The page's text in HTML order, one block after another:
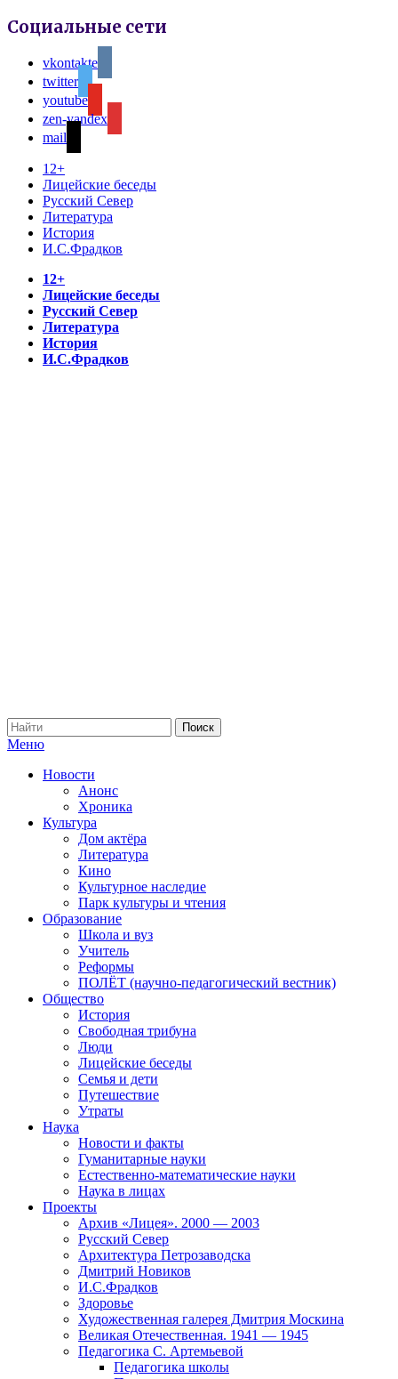
Социальные сети
vkontakte
twitter
youtube
zen-yandex
mail
12+
Лицейские беседы
Русский Север
Литература
История
И.С.Фрадков
12+
Лицейские беседы
Русский Север
Литература
История
И.С.Фрадков
Меню
Новости
Анонс
Хроника
Культура
Дом актёра
Литература
Кино
Культурное наследие
Парк культуры и чтения
Образование
Школа и вуз
Учитель
Реформы
ПОЛЁТ (научно-педагогический вестник)
Общество
История
Свободная трибуна
Люди
Лицейские беседы
Семья и дети
Путешествие
Утраты
Наука
Новости и факты
Гуманитарные науки
Естественно-математические науки
Наука в лицах
Проекты
Архив «Лицея». 2000 — 2003
Русский Север
Архитектура Петрозаводска
Дмитрий Новиков
И.С.Фрадков
Здоровье
Художественная галерея Дмитрия Москина
Великая Отечественная. 1941 — 1945
Педагогика С. Артемьевой
Педагогика школы